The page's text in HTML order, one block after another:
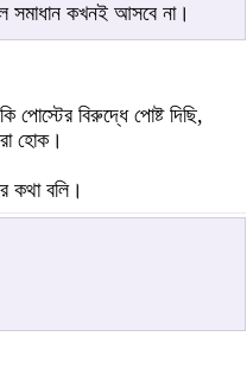
সমাধান কখনই আসবে না।
বিরুদ্ধে পোষ্ট দিছি,
হোক।
কথা বলি।